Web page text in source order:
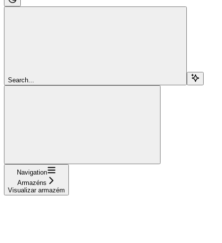
Search...
Navigation
Armazéns
Visualizar armazém